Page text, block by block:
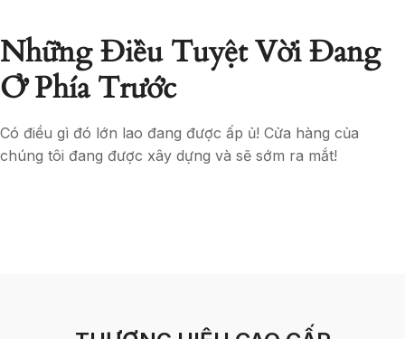
Những Điều Tuyệt Vời Đang
Ở Phía Trước
Có điều gì đó lớn lao đang được ấp ủ! Cửa hàng của
chúng tôi đang được xây dựng và sẽ sớm ra mắt!